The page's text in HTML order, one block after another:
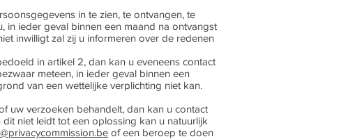
in te zien, te ontvangen, te
in ieder geval binnen een maand na ontvangst
inwilligt zal zij u informeren over de redenen
in artikel 2, dan kan u eveneens contact
meteen, in ieder geval binnen een
van een wettelijke verplichting niet kan.
verzoeken behandelt, dan kan u contact
dit niet leidt tot een oplossing kan u natuurlijk
of een beroep te doen